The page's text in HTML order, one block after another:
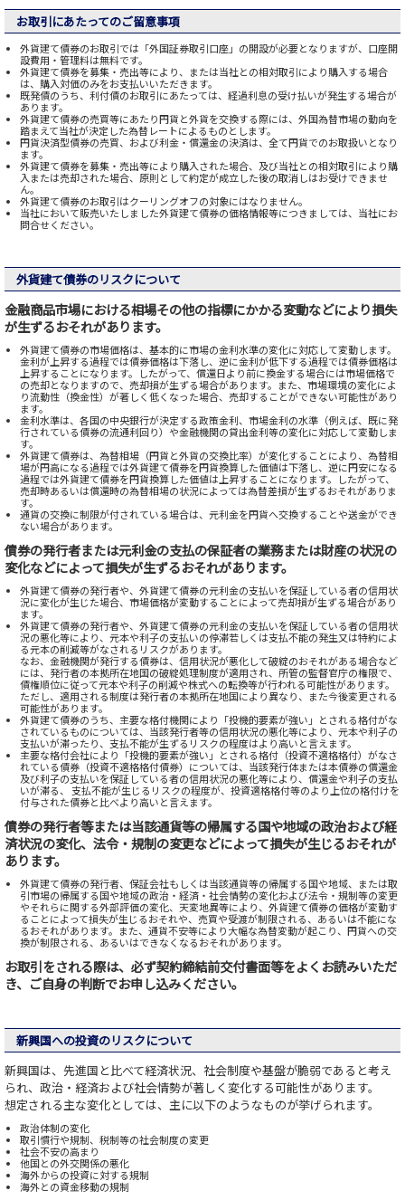
お取引にあたってのご留意事項
外貨建て債券のお取引では「外国証券取引口座」の開設が必要となりますが、口座開
設費用・管理料は無料です。
外貨建て債券を募集・売出等により、または当社との相対取引により購入する場合
は、購入対価のみをお支払いいただきます。
既発債のうち、利付債のお取引にあたっては、経過利息の受け払いが発生する場合が
あります。
外貨建て債券の売買等にあたり円貨と外貨を交換する際には、外国為替市場の動向を
踏まえて当社が決定した為替レートによるものとします。
円貨決済型債券の売買、および利金・償還金の決済は、全て円貨でのお取扱いとなり
ます。
外貨建て債券を募集・売出等により購入された場合、及び当社との相対取引により購
入または売却された場合、原則として約定が成立した後の取消しはお受けできませ
ん。
外貨建て債券のお取引はクーリングオフの対象にはなりません。
当社において販売いたしました外貨建て債券の価格情報等につきましては、当社にお
問合せください。
外貨建て債券のリスクについて
金融商品市場における相場その他の指標にかかる変動などにより損失
が生ずるおそれがあります。
外貨建て債券の市場価格は、基本的に市場の金利水準の変化に対応して変動します。
金利が上昇する過程では債券価格は下落し、逆に金利が低下する過程では債券価格は
上昇することになります。したがって、償還日より前に換金する場合には市場価格で
の売却となりますので、売却損が生ずる場合があります。また、市場環境の変化によ
り流動性（換金性）が著しく低くなった場合、売却することができない可能性があり
ます。
金利水準は、各国の中央銀行が決定する政策金利、市場金利の水準（例えば、既に発
行されている債券の流通利回り）や金融機関の貸出金利等の変化に対応して変動しま
す。
外貨建て債券は、為替相場（円貨と外貨の交換比率）が変化することにより、為替相
場が円高になる過程では外貨建て債券を円貨換算した価値は下落し、逆に円安になる
過程では外貨建て債券を円貨換算した価値は上昇することになります。したがって、
売却時あるいは償還時の為替相場の状況によっては為替差損が生ずるおそれがありま
す。
通貨の交換に制限が付されている場合は、元利金を円貨へ交換することや送金ができ
ない場合があります。
債券の発行者または元利金の支払の保証者の業務または財産の状況の
変化などによって損失が生ずるおそれがあります。
外貨建て債券の発行者や、外貨建て債券の元利金の支払いを保証している者の信用状
況に変化が生じた場合、市場価格が変動することによって売却損が生ずる場合があり
ます。
外貨建て債券の発行者や、外貨建て債券の元利金の支払いを保証している者の信用状
況の悪化等により、元本や利子の支払いの停滞若しくは支払不能の発生又は特約によ
る元本の削減等がなされるリスクがあります。
なお、金融機関が発行する債券は、信用状況が悪化して破綻のおそれがある場合など
には、発行者の本拠所在地国の破綻処理制度が適用され、所管の監督官庁の権限で、
債権順位に従って元本や利子の削減や株式への転換等が行われる可能性があります。
ただし、適用される制度は発行者の本拠所在地国により異なり、また今後変更される
可能性があります。
外貨建て債券のうち、主要な格付機関により「投機的要素が強い」とされる格付がな
されているものについては、当該発行者等の信用状況の悪化等により、元本や利子の
支払いが滞ったり、支払不能が生ずるリスクの程度はより高いと言えます。
主要な格付会社により「投機的要素が強い」とされる格付（投資不適格格付）がなさ
れている債券（投資不適格格付債券）については、当該発行体または本債券の償還金
及び利子の支払いを保証している者の信用状況の悪化等により、償還金や利子の支払
いが滞る、 支払不能が生じるリスクの程度が、投資適格格付等のより上位の格付けを
付与された債券と比べより高いと言えます。
債券の発行者等または当該通貨等の帰属する国や地域の政治および経
済状況の変化、法令・規制の変更などによって損失が生じるおそれが
あります。
外貨建て債券の発行者、保証会社もしくは当該通貨等の帰属する国や地域、または取
引市場の帰属する国や地域の政治・経済・社会情勢の変化および法令・規制等の変更
やそれらに関する外部評価の変化、天変地異等により、外貨建て債券の価格が変動す
ることによって損失が生じるおそれや、売買や受渡が制限される、あるいは不能にな
るおそれがあります。また、通貨不安等により大幅な為替変動が起こり、円貨への交
換が制限される、あるいはできなくなるおそれがあります。
お取引をされる際は、必ず契約締結前交付書面等をよくお読みいただ
き、ご自身の判断でお申し込みください。
新興国への投資のリスクについて
新興国は、先進国と比べて経済状況、社会制度や基盤が脆弱であると考え
られ、政治・経済および社会情勢が著しく変化する可能性があります。
想定される主な変化としては、主に以下のようなものが挙げられます。
政治体制の変化
取引慣行や規制、税制等の社会制度の変更
社会不安の高まり
他国との外交関係の悪化
海外からの投資に対する規制
海外との資金移動の規制